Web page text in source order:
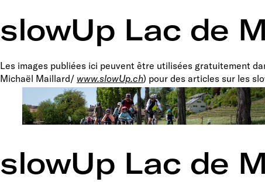
slowUp Lac de
Les images publiées ici peuvent être utilisées gratuitement
Michaël Maillard/ www.slowUp.ch) pour des articles sur les
slowUp Lac de